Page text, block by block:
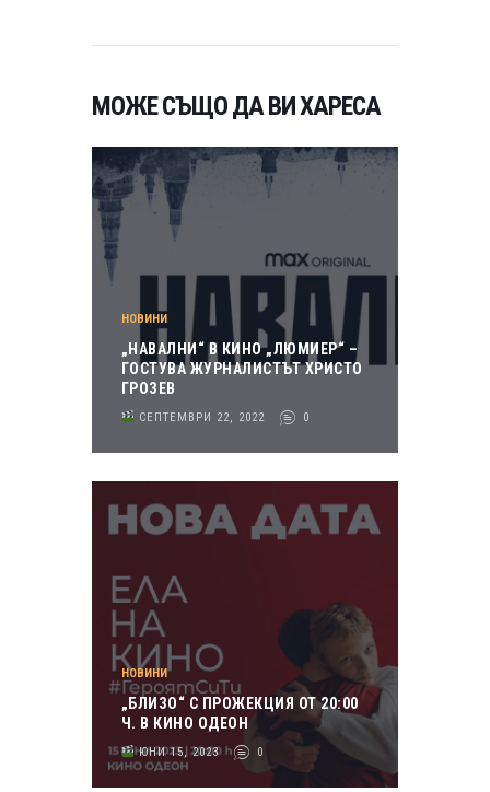
МОЖЕ СЪЩО ДА ВИ ХАРЕСА
НОВИНИ
„НАВАЛНИ“ В КИНО „ЛЮМИЕР“ –
ГОСТУВА ЖУРНАЛИСТЪТ ХРИСТО
ГРОЗЕВ
СЕПТЕМВРИ 22, 2022 0
НОВИНИ
„БЛИЗО“ С ПРОЖЕКЦИЯ ОТ 20:00
Ч. В КИНО ОДЕОН
ЮНИ 15, 2023 0